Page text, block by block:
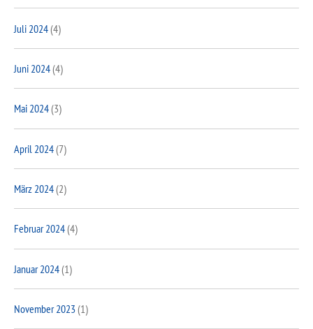
Juli 2024(4)
Juni 2024(4)
Mai 2024(3)
April 2024(7)
März 2024(2)
Februar 2024(4)
Januar 2024(1)
November 2023(1)